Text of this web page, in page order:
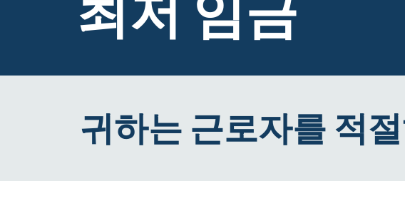
최저 임금
귀하는 근로자를 적